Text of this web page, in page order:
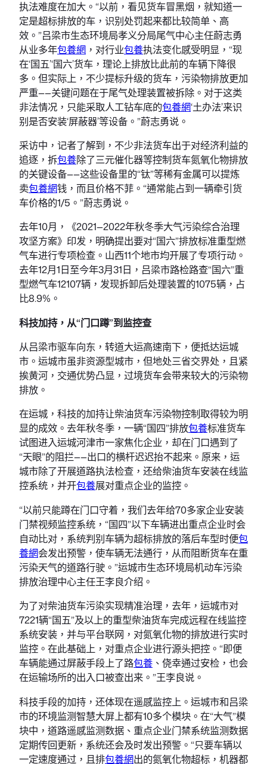
执法难度在加大。“以前，看见货车冒黑烟，就知道一
定是超标排放的车，识别处罚起来都比较简单、高
效。”吕梁市生态环境局孝义分局尾气中心主任蔚志勇
从业多年包養網 ，对行业包養执法变化感受明显，“现
在‘国五’‘国六’货车，理论上排放比此前的车辆下降很
多。但实际上，不少提标升级的货车，污染物排放更加
严重——关键问题在于尾气处理装置被拆除。对于这类
非法情况，只能采取人工钻车底的包養網‘土办法’来识
别是否安装‘屏蔽器’等设备。”蔚志勇说。
采访中，记者了解到，不少非法货车出于对经济利益的
追逐，拆包養除了三元催化器等控制货车氮氧化物排放
的关键设备——这些设备里的“钛”等稀有金属可以提炼
卖包養網钱，而且价格不菲。“通常能占到一辆牵引货
车价格的1/5。”蔚志勇说。
去年10月，《2021—2022年秋冬季大气污染综合治理
攻坚方案》印发，明确提出要对“国六”排放标准重型燃
气车进行专项检查。山西11个地市均开展了专项行动。
去年12月1日至今年3月31日，吕梁市路检路查“国六”重
型燃气车12107辆，发现拆卸后处理装置的1075辆，占
比8.9%。
科技加持，从“门口蹲”到监控查
从吕梁市驱车向东，转道大运高速南下，便抵达运城
市。运城市虽非资源型城市，但地处三省交界处，且紧
挨黄河，交通优势凸显，过境货车会带来较大的污染物
排放。
在运城，科技的加持让柴油货车污染物控制取得较为明
显的成效。去年秋冬季，一辆“国四”排放包養标准货车
试图进入运城河津市一家焦化企业，却在门口遇到了
“天眼”的阻拦——出口的横杆迟迟抬不起来。原来，运
城市除了开展道路执法检查，还给柴油货车安装在线监
控系统，并开包養展对重点企业的监控。
“以前只能蹲在门口守着，我们去年给70多家企业安装
门禁视频监控系统，“国四”以下车辆进出重点企业时会
自动比对，系统判别车辆为超标排放的落后车型时便包
養網会发出预警，使车辆无法通行，从而阻断货车在重
污染天气的道路行驶。”运城市生态环境局机动车污染
排放治理中心主任王李良介绍。
为了对柴油货车污染实现精准治理，去年，运城市对
7221辆“国五”及以上的重型柴油货车完成远程在线监控
系统安装，并与平台联网，对氮氧化物的排放进行实时
监控。在此基础上，对重点企业进行源头把控。“即便
车辆能通过屏蔽手段上了路包養 、侥幸通过安检，也会
在运输场所的出入口被查出来。”王李良说。
科技手段的加持，还体现在遥感监控上。运城市和吕梁
市的环境监测智慧大屏上都有10多个模块。在“大气”模
块中，道路遥感监测数据、重点企业门禁系统监测数据
定期传回更新，系统还会及时发出预警。“只要车辆以
一定速度通过，且排包養網出的氮氧化物超标，机器都